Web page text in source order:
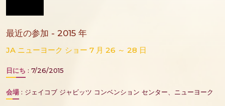
最近の参加 - 2015 年
JA ニューヨーク ショー 7 月 26 ～ 28 日
日にち : 7/26/2015
会場 : ジェイコブ ジャビッツ コンベンション センター、ニューヨーク